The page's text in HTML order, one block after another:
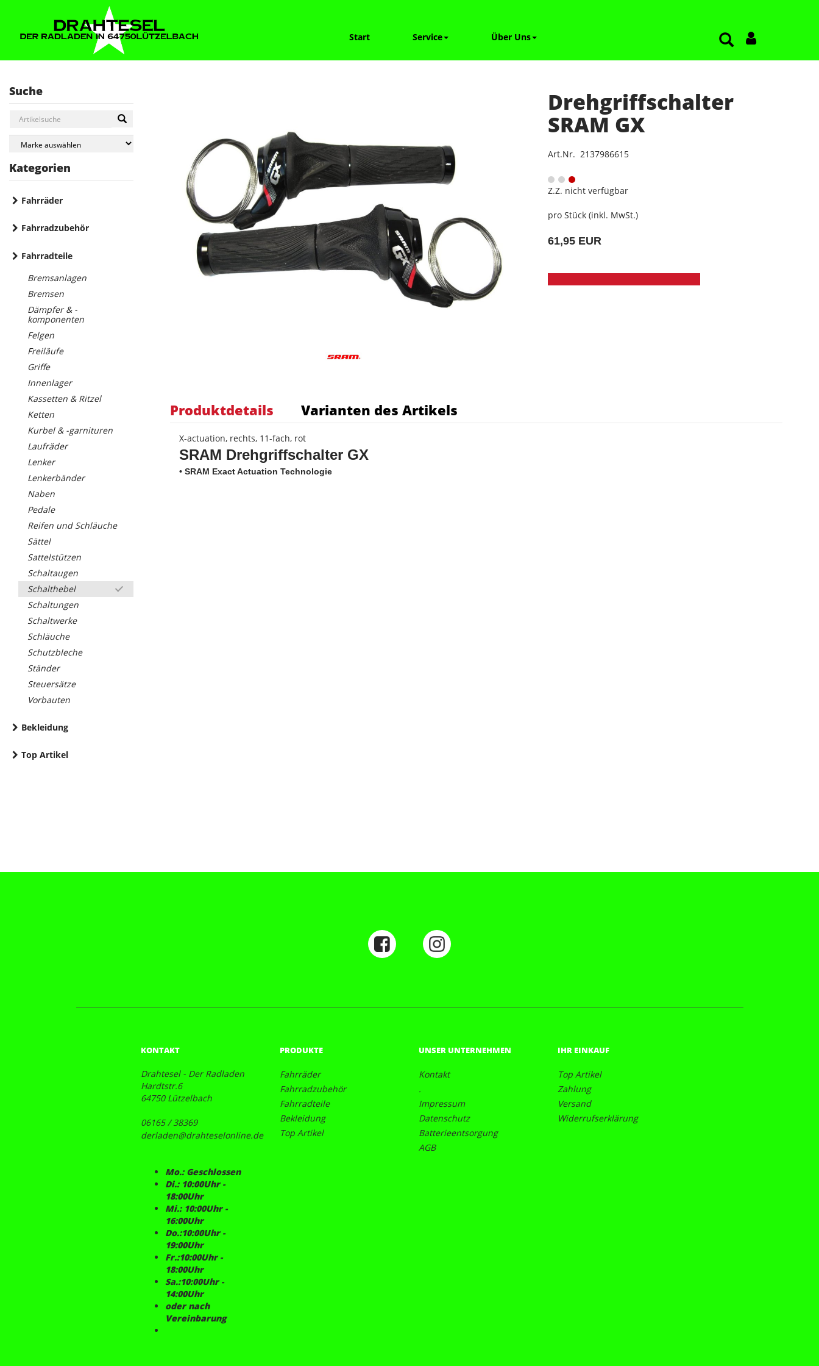
Start Service Über Uns
Suche
Kategorien
Fahrräder
Fahrradzubehör
Fahrradteile
Bremsanlagen
Bremsen
Dämpfer & -
komponenten
Felgen
Freiläufe
Griffe
Innenlager
Kassetten & Ritzel
Ketten
Kurbel & -garnituren
Laufräder
Lenker
Lenkerbänder
Naben
Pedale
Reifen und Schläuche
Sättel
Sattelstützen
Schaltaugen
Schalthebel
Schaltungen
Schaltwerke
Schläuche
Schutzbleche
Ständer
Steuersätze
Vorbauten
Bekleidung
Top Artikel
Drehgriffschalter
SRAM GX
Art.Nr. 2137986615
Z.Z. nicht verfügbar
pro Stück (inkl. MwSt.)
61,95 EUR
Produktdetails Varianten des Artikels
X-actuation, rechts, 11-fach, rot
SRAM Drehgriffschalter GX
• SRAM Exact Actuation Technologie
KONTAKT
Drahtesel - Der Radladen
Hardtstr.6
64750 Lützelbach
06165 / 38369
derladen@drahteselonline.de
Mo.: Geschlossen
Di.: 10:00Uhr -
18:00Uhr
Mi.: 10:00Uhr -
16:00Uhr
Do.:10:00Uhr -
19:00Uhr
Fr.:10:00Uhr -
18:00Uhr
Sa.:10:00Uhr -
14:00Uhr
oder nach
Vereinbarung
PRODUKTE
Fahrräder
Fahrradzubehör
Fahrradteile
Bekleidung
Top Artikel
UNSER UNTERNEHMEN
Kontakt
.
Impressum
Datenschutz
Batterieentsorgung
AGB
IHR EINKAUF
Top Artikel
Zahlung
Versand
Widerrufserklärung